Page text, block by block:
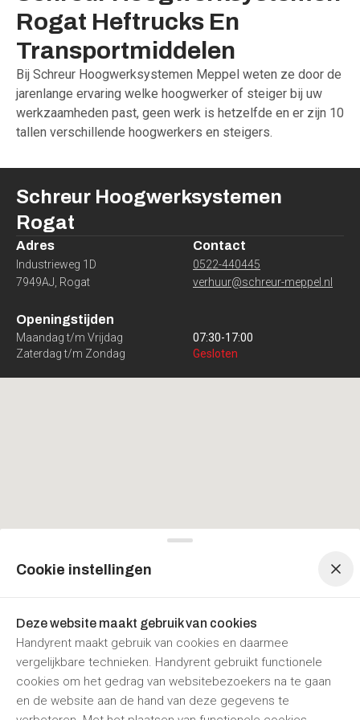
Rogat Heftrucks En
Transportmiddelen
Bij Schreur Hoogwerksystemen Meppel weten ze door de
jarenlange ervaring welke hoogwerker of steiger bij uw
werkzaamheden past, geen werk is hetzelfde en er zijn 10
tallen verschillende hoogwerkers en steigers.
Schreur Hoogwerksystemen
Rogat
Adres
Industrieweg 1D
7949AJ Rogat
Contact
0522-440445
verhuur@schreur-meppel.nl
Openingstijden
Maandag t/m Vrijdag 07:30-17:00
Zaterdag t/m Zondag
Gesloten
Cookie instellingen
Deze website maakt gebruik van cookies
Handyrent maakt gebruik van cookies en daarmee
vergelijkbare technieken. Handyrent gebruikt functionele
cookies om het gedrag van websitebezoekers na te gaan
en de website aan de hand van deze gegevens te